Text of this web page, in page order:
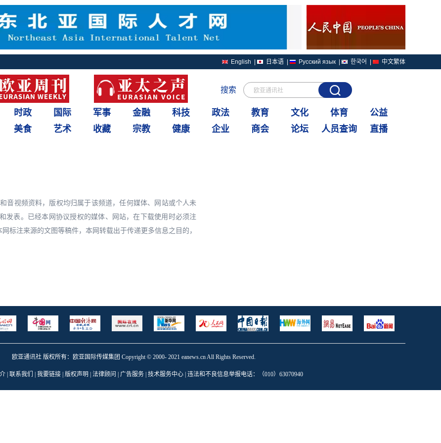
English 日本语 Русский язык 한국어 中文繁体
搜索 欧亚通讯社
时政 国际 军事 金融 科技 政法 教育 文化 体育
公益
美食 艺术 收藏 宗教 健康 企业 商会 论坛 人员查询 直播
音视频资料，版权均归属于该频道，任何媒体、网站或个人未
发表。已经本网协议授权的媒体、网站，在下载使用时必须注
标注来源的文图等稿件，本网转载出于传递更多信息之目的，
欧亚通讯社 版权所有：欧亚国际传媒集团 Copyright © 2000- 2021 eanews.cn All Rights Reserved.
联系我们 我要链接 版权声明 法律顾问 广告服务 技术服务中心 | 违法和不良信息举报电话：（010）63070940